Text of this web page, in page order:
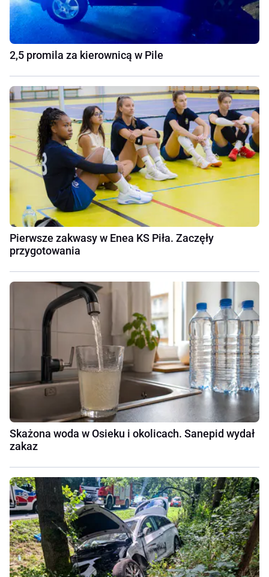
2,5 promila za kierownicą w Pile
Pierwsze zakwasy w Enea KS Piła. Zaczęły
przygotowania
Skażona woda w Osieku i okolicach. Sanepid wydał
zakaz